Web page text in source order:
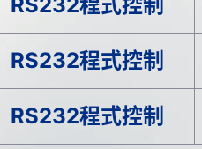
RS232程式控制
RS232程式控制